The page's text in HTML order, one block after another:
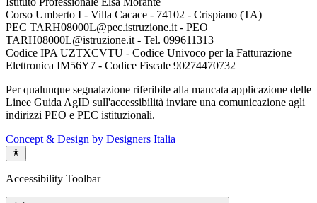
Corso Umberto I - Villa Cacace - 74102 - Crispiano (TA)
PEC TARH08000L@pec.istruzione.it - PEO
TARH08000L@istruzione.it - Tel. 099611313
Codice IPA UZTXCVTU - Codice Univoco per la Fatturazione
Elettronica IM56Y7 - Codice Fiscale 90274470732
Per qualunque segnalazione riferibile alla mancata applicazione delle
Linee Guida AgID sull'accessibilità inviare una comunicazione agli
indirizzi PEO e PEC istituzionali.
Concept & Design by Designers Italia
Accessibility Toolbar